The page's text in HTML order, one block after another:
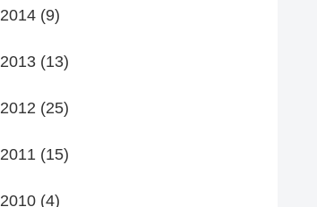
2014 (9)
2013 (13)
2012 (25)
2011 (15)
2010 (4)